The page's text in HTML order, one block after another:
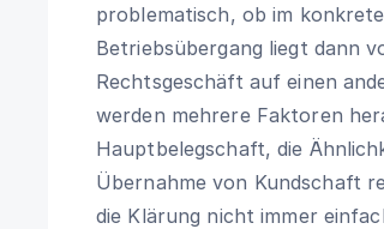
problematisch, ob im
Betriebsübergang liegt dann
Rechtsgeschäft auf einen
werden mehrere Faktoren
Hauptbelegschaft, die
Übernahme von Kundschaft
die Klärung nicht immer